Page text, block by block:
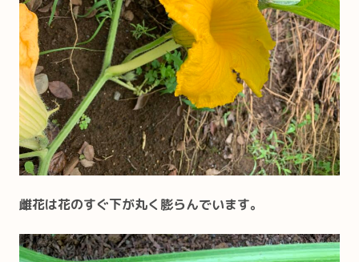
雌花は花のすぐ下が丸く膨らんでいます。